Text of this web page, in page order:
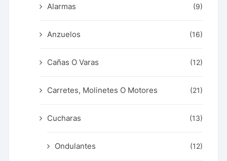
Alarmas (9)
Anzuelos (16)
Cañas O Varas (12)
Carretes, Molinetes O Motores (21)
Cucharas (13)
Ondulantes (12)